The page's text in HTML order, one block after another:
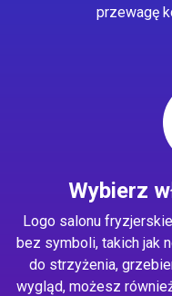
przewagę
Wybierz
Logo salonu
bez symboli, takich jak
do strzyżenia,
wygląd, możesz